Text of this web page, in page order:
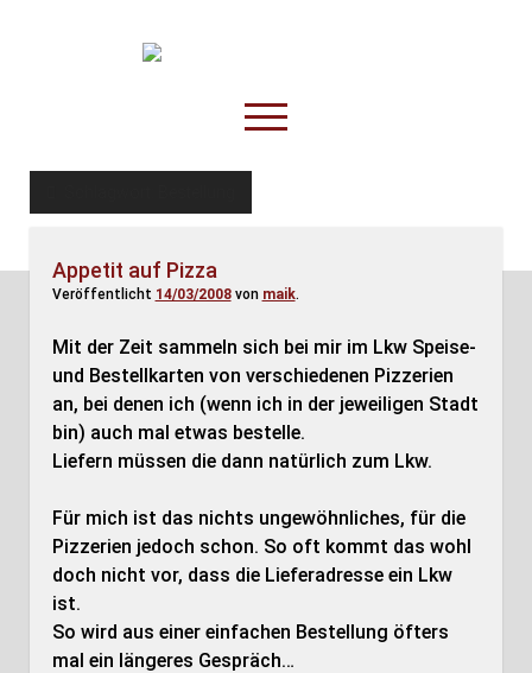
TruckOnline.de
open
menu
facebook
threads
Disposition
Appetit auf Pizza
Veröffentlicht 14/03/2008von maik.
Mit der Zeit sammeln sich bei mir im Lkw Speise-
und Bestellkarten von verschiedenen Pizzerien
an, bei denen ich (wenn ich in der jeweiligen Stadt
bin) auch mal etwas bestelle.
Liefern müssen die dann natürlich zum Lkw.
Für mich ist das nichts ungewöhnliches, für die
Pizzerien jedoch schon. So oft kommt das wohl
doch nicht vor, dass die Lieferadresse ein Lkw
ist.
So wird aus einer einfachen Bestellung öfters
mal ein längeres Gespräch…